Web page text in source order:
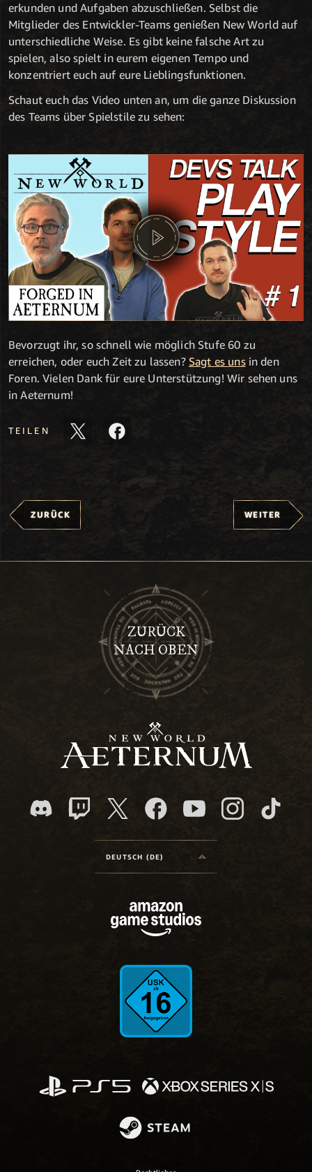
erkunden und Aufgaben abzuschließen. Selbst die
Mitglieder des Entwickler-Teams genießen New World auf
unterschiedliche Weise. Es gibt keine falsche Art zu
spielen, also spielt in eurem eigenen Tempo und
konzentriert euch auf eure Lieblingsfunktionen.
Schaut euch das Video unten an, um die ganze Diskussion
des Teams über Spielstile zu sehen:
Bevorzugt ihr, so schnell wie möglich Stufe 60 zu
erreichen, oder euch Zeit zu lassen? Sagt es unsin den
Foren. Vielen Dank für eure Unterstützung! Wir sehen uns
in Aeternum!
TEILEN
ZURÜCK WEITER
ZURÜCK
NACH OBEN
DEUTSCH (DE)